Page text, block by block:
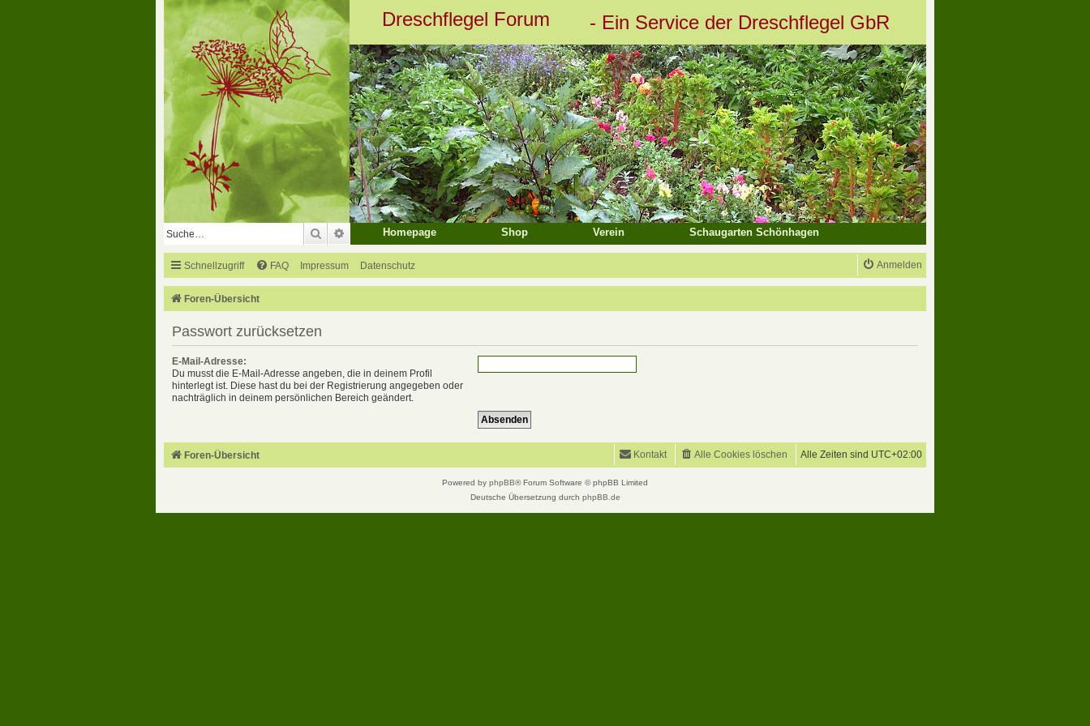
Dreschflegel Forum - Ein Service der Dreschflegel GbR
Suche Erweiterte Suche
Homepage Shop Verein Schaugarten Schönhagen
Schnellzugriff FAQ Impressum Datenschutz Anmelden
Foren-Übersicht
Passwort zurücksetzen
E-Mail-Adresse:
Du musst die E-Mail-Adresse angeben, die in deinem Profil
hinterlegt ist. Diese hast du bei der Registrierung angegeben oder
nachträglich in deinem persönlichen Bereich geändert.
Foren-Übersicht Alle Zeiten sind UTC+02:00
Alle Cookies löschen
Kontakt
Powered by phpBB® Forum Software © phpBB Limited
Deutsche Übersetzung durch phpBB.de